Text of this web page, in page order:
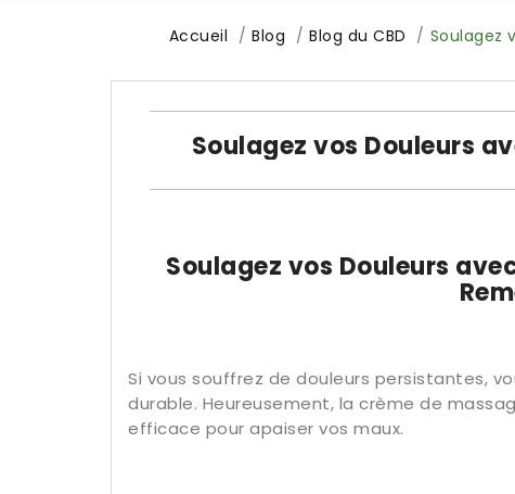
Accueil Blog Blog du CBD Soulagez
Soulagez vos Douleurs
Soulagez vos Douleurs
Si vous souffrez de douleurs persistantes,
durable. Heureusement, la crème de
efficace pour apaiser vos maux.